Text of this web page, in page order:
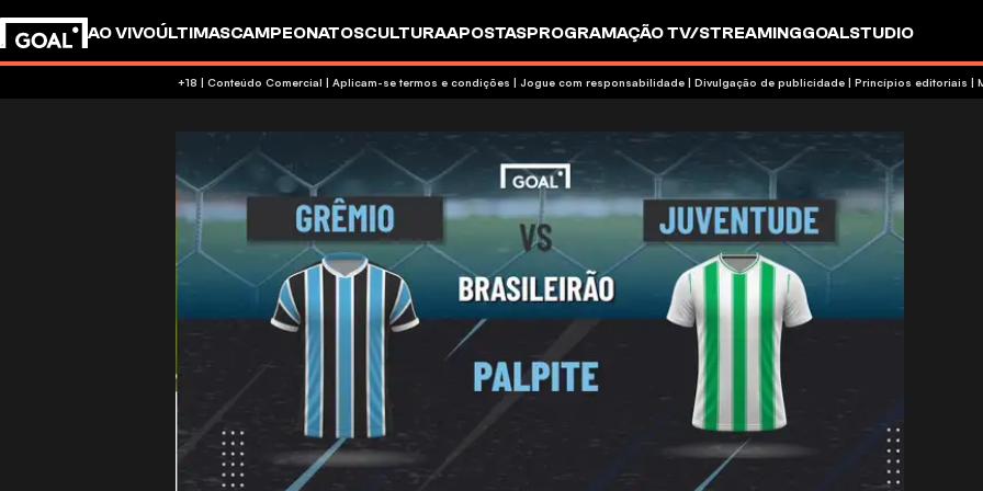
AO VIVOÚLTIMASCAMPEONATOSCULTURAAPOSTASPROGRAMAÇÃO TV/STREAMINGGOALSTUDIO
+18 | Conteúdo Comercial | Aplicam-se termos e condições | Jogue com responsabilidade | Divulgação de publicidade | Princípios editoriais |